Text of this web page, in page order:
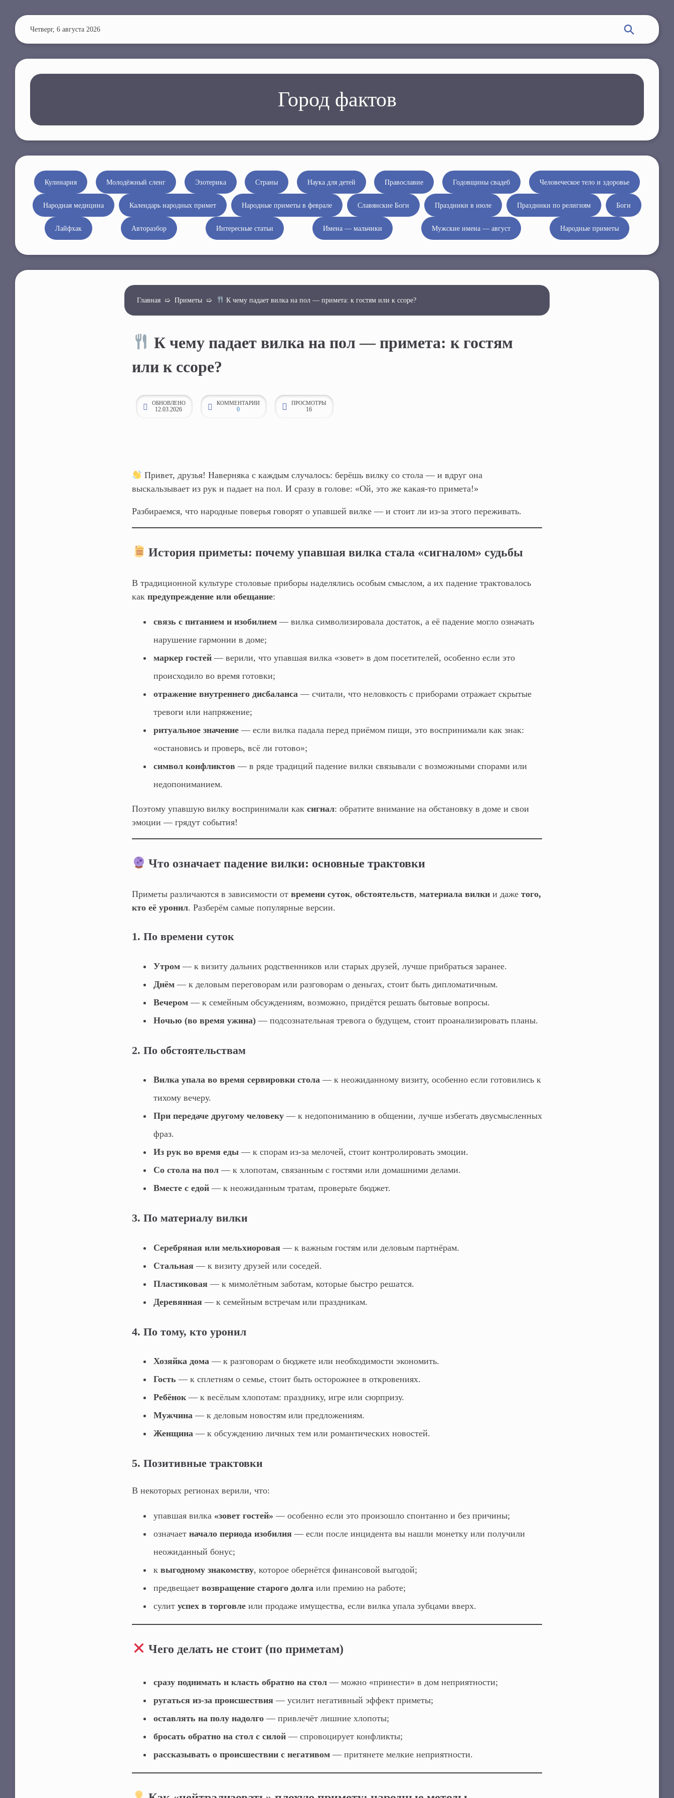
е
р
й
т
с
в
о
т
Четверг, 6 августа 2026
Город фактов
Кулинария Молодёжный сленг Эзотерика Страны Наука для детей Православие Годовщины свадеб Человеческое тело и здоровье
Народная медицина Календарь народных примет Народные приметы в феврале Славянские Боги Праздники в июле Праздники по религиям Боги
Лайфхак Авторазбор Интересные статьи Имена — мальчики Мужские имена — август Народные приметы
Главная➯ Приметы➯ К чему падает вилка на пол — примета: к гостям или к ссоре?
К чему падает вилка на пол — примета: к гостям
или к ссоре?
ОБНОВЛЕНО
12.03.2026
КОММЕНТАРИИ
0
ПРОСМОТРЫ
16
Привет, друзья! Наверняка с каждым случалось: берёшь вилку со стола — и вдруг она
выскальзывает из рук и падает на пол. И сразу в голове: «Ой, это же какая‑то примета!»
Разбираемся, что народные поверья говорят о упавшей вилке — и стоит ли из‑за этого переживать.
История приметы: почему упавшая вилка стала «сигналом» судьбы
В традиционной культуре столовые приборы наделялись особым смыслом, а их падение трактовалось
как предупреждение или обещание:
связь с питанием и изобилием— вилка символизировала достаток, а её падение могло означать
нарушение гармонии в доме;
маркер гостей— верили, что упавшая вилка «зовет» в дом посетителей, особенно если это
происходило во время готовки;
отражение внутреннего дисбаланса— считали, что неловкость с приборами отражает скрытые
тревоги или напряжение;
ритуальное значение— если вилка падала перед приёмом пищи, это воспринимали как знак:
«остановись и проверь, всё ли готово»;
символ конфликтов — в ряде традиций падение вилки связывали с возможными спорами или
недопониманием.
Поэтому упавшую вилку воспринимали как сигнал: обратите внимание на обстановку в доме и свои
эмоции — грядут события!
Что означает падение вилки: основные трактовки
Приметы различаются в зависимости от времени суток, обстоятельств, материала вилкии даже того,
кто её уронил. Разберём самые популярные версии.
1. По времени суток
Утром— к визиту дальних родственников или старых друзей, лучше прибраться заранее.
Днём— к деловым переговорам или разговорам о деньгах, стоит быть дипломатичным.
Вечером— к семейным обсуждениям, возможно, придётся решать бытовые вопросы.
Ночью (во время ужина)— подсознательная тревога о будущем, стоит проанализировать планы.
2. По обстоятельствам
Вилка упала во время сервировки стола— к неожиданному визиту, особенно если готовились к
тихому вечеру.
При передаче другому человеку— к недопониманию в общении, лучше избегать двусмысленных
фраз.
Из рук во время еды— к спорам из‑за мелочей, стоит контролировать эмоции.
Со стола на пол— к хлопотам, связанным с гостями или домашними делами.
Вместе с едой— к неожиданным тратам, проверьте бюджет.
3. По материалу вилки
Серебряная или мельхиоровая— к важным гостям или деловым партнёрам.
Стальная— к визиту друзей или соседей.
Пластиковая— к мимолётным заботам, которые быстро решатся.
Деревянная— к семейным встречам или праздникам.
4. По тому, кто уронил
Хозяйка дома— к разговорам о бюджете или необходимости экономить.
Гость — к сплетням о семье, стоит быть осторожнее в откровениях.
Ребёнок— к весёлым хлопотам: празднику, игре или сюрпризу.
Мужчина— к деловым новостям или предложениям.
Женщина— к обсуждению личных тем или романтических новостей.
5. Позитивные трактовки
В некоторых регионах верили, что:
упавшая вилка «зовет гостей» — особенно если это произошло спонтанно и без причины;
означает начало периода изобилия— если после инцидента вы нашли монетку или получили
неожиданный бонус;
к выгодному знакомству, которое обернётся финансовой выгодой;
предвещает возвращение старого долга или премию на работе;
сулит успех в торговлеили продаже имущества, если вилка упала зубцами вверх.
Чего делать не стоит (по приметам)
сразу поднимать и класть обратно на стол— можно «принести» в дом неприятности;
ругаться из‑за происшествия— усилит негативный эффект приметы;
оставлять на полу надолго— привлечёт лишние хлопоты;
бросать обратно на стол с силой— спровоцирует конфликты;
рассказывать о происшествии с негативом— притянете мелкие неприятности.